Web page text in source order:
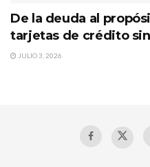
De la deuda al
tarjetas de crédito
JULIO 3, 2026